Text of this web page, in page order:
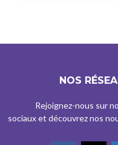
NOS
Rejoignez-nous sur
sociaux et découvrez nos